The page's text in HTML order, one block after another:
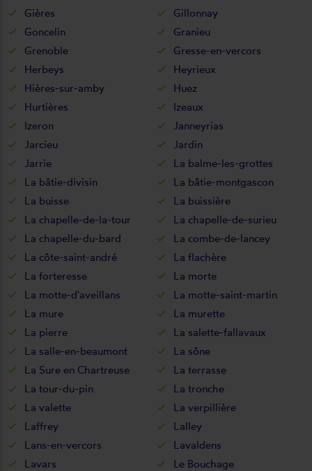
Gières
Gillonnay
Goncelin
Granieu
Grenoble
Gresse-en-vercors
Herbeys
Heyrieux
Hières-sur-amby
Huez
Hurtières
Izeaux
Izeron
Janneyrias
Jarcieu
Jardin
Jarrie
La balme-les-grottes
La bâtie-divisin
La bâtie-montgascon
La buisse
La buissière
La chapelle-de-la-tour
La chapelle-de-surieu
La chapelle-du-bard
La combe-de-lancey
La côte-saint-andré
La flachère
La forteresse
La morte
La motte-d'aveillans
La motte-saint-martin
La mure
La murette
La pierre
La salette-fallavaux
La salle-en-beaumont
La sône
La Sure en Chartreuse
La terrasse
La tour-du-pin
La tronche
La valette
La verpillière
Laffrey
Lalley
Lans-en-vercors
Lavaldens
Lavars
Le Bouchage